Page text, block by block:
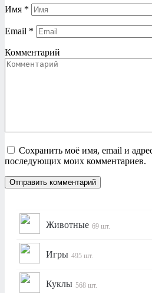
Имя *
Email *
Комментарий
Сохранить моё имя, email и
последующих моих комментариев.
Животные 69 шт.
Игры 495 шт.
Куклы 568 шт.